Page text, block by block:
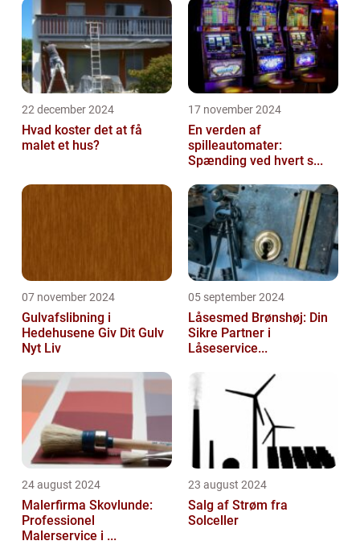
22 december 2024
Hvad koster det at få
malet et hus?
17 november 2024
En verden af
spilleautomater:
Spænding ved hvert s...
07 november 2024
Gulvafslibning i
Hedehusene Giv Dit Gulv
Nyt Liv
05 september 2024
Låsesmed Brønshøj: Din
Sikre Partner i
Låseservice...
24 august 2024
Malerfirma Skovlunde:
Professionel
Malerservice i ...
23 august 2024
Salg af Strøm fra
Solceller